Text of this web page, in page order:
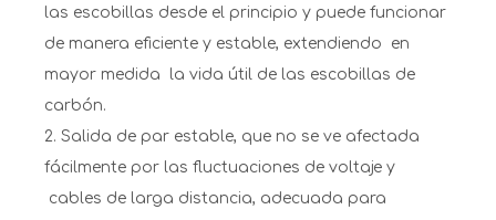
las escobillas desde el principio y puede funcionar
de manera eficiente y estable, extendiendo en
mayor medida la vida útil de las escobillas de
carbón.
2. Salida de par estable, que no se ve afectada
fácilmente por las fluctuaciones de voltaje y
cables de larga distancia, adecuada para